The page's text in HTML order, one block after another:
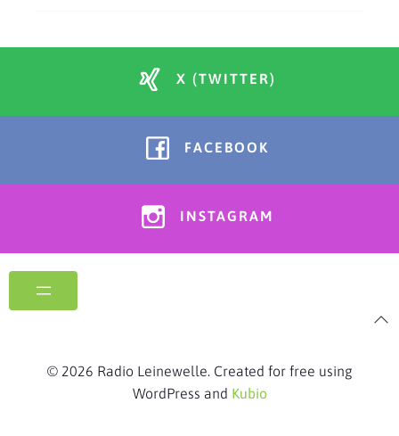
X (TWITTER)
FACEBOOK
INSTAGRAM
© 2026 Radio Leinewelle. Created for free using
WordPress and Kubio